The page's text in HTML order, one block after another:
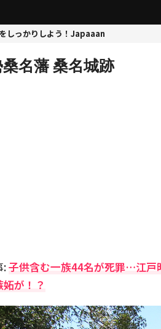
しっかりしよう！Japaaan
名藩 桑名城跡
:子供含む一族44名が死罪…江戸
妬が！？